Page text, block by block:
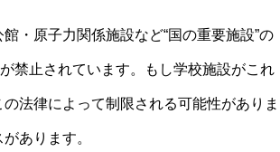
・原子力関係施設など“国の重要施設”の
禁止されています。もし学校施設がこれ
法律によって制限される可能性がありま
あります。